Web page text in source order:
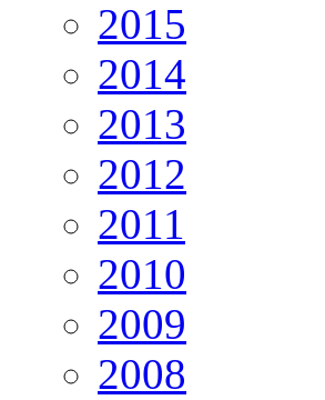
2015
2014
2013
2012
2011
2010
2009
2008